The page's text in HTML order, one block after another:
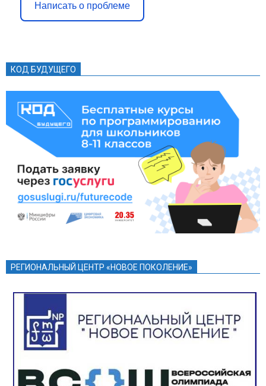
Написать о проблеме
КОД БУДУЩЕГО
РЕГИОНАЛЬНЫЙ ЦЕНТР «НОВОЕ ПОКОЛЕНИЕ»